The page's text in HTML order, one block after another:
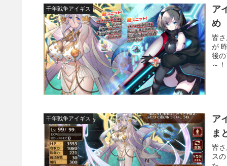
千年戦争アイギス
ア
め
皆
が
後
～
千年戦争アイギス
ア
ま
皆
ス